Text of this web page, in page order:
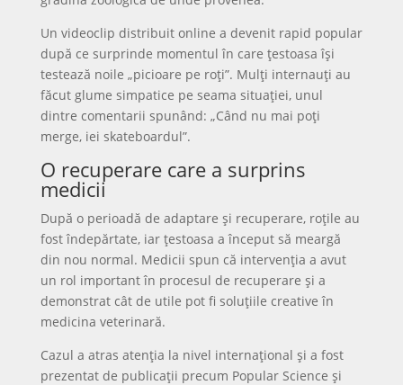
Un videoclip distribuit online a devenit rapid popular
după ce surprinde momentul în care țestoasa își
testează noile „picioare pe roți”. Mulți internauți au
făcut glume simpatice pe seama situației, unul
dintre comentarii spunând: „Când nu mai poți
merge, iei skateboardul”.
O recuperare care a surprins
medicii
După o perioadă de adaptare și recuperare, roțile au
fost îndepărtate, iar țestoasa a început să meargă
din nou normal. Medicii spun că intervenția a avut
un rol important în procesul de recuperare și a
demonstrat cât de utile pot fi soluțiile creative în
medicina veterinară.
Cazul a atras atenția la nivel internațional și a fost
prezentat de publicații precum Popular Science și